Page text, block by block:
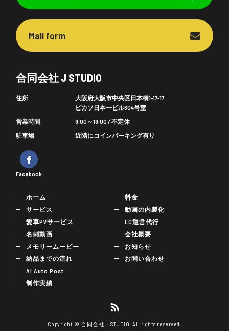
Mail form
合同会社 J STUDIO
住所
大阪府大阪市中央区日本橋1-17-17
ピカソ日本一ビル604号室
営業時間
9:00～19:00 / 不定休
駐車場
近隣にコインパーキング有り
Facebook
ホーム
サービス
愛車PVサービス
名刺動画
メモリームービー
納品までの流れ
AI Auto Post
制作実績
料金
動画の内製化
EC運営代行
会社概要
お知らせ
お問い合わせ
Copyright © 合同会社 J STUDIO. All rights reserved.